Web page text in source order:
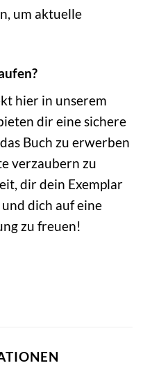
um aktuelle
hier in unserem
dir eine sichere
Buch zu erwerben
verzaubern zu
dir dein Exemplar
dich auf eine
zu freuen!